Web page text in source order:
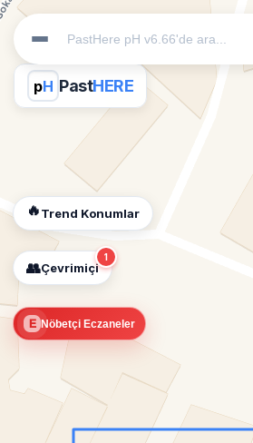
pH PastHERE
🔥Trend Konumlar
Konum İzni Gerekli
Diğer insanları görebilmek için
Konumumu Bul
👥Çevrimiçi
1
E Nöbetçi Eczaneler